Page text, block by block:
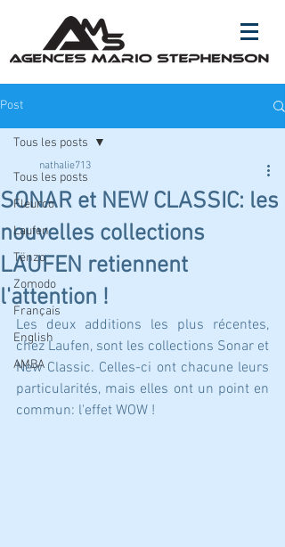
Post
Tous les posts
Fleurco
Laufen
Tënzo
Zomodo
Français
English
AMBA
Tous les posts
SONAR et NEW CLASSIC: les
nouvelles collections
LAUFEN retiennent
l'attention !
nathalie713
Les deux additions les plus récentes,
chez Laufen, sont les collections Sonar et
New Classic. Celles-ci ont chacune leurs
particularités, mais elles ont un point en
commun: l'effet WOW !